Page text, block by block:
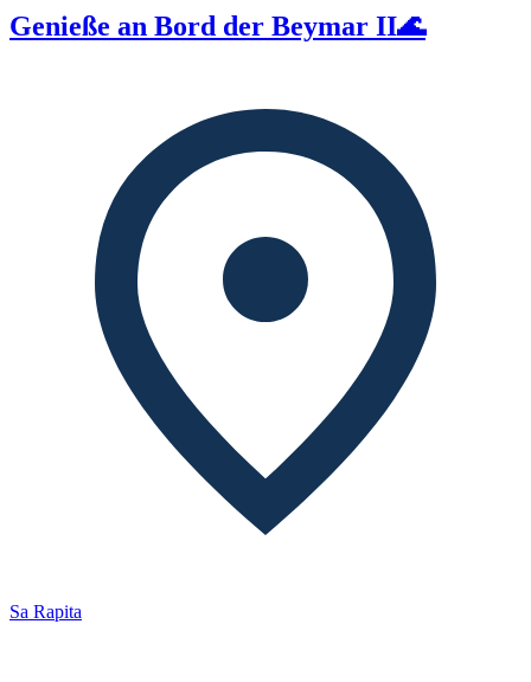
Genieße an Bord der Beymar II🌊
Sa Rapita